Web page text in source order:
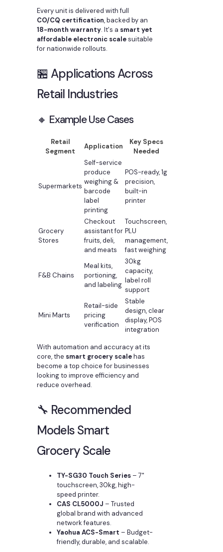
Every unit is delivered with full
CO/CQ certification, backed by an
18-month warranty. It's a smart yet
affordable electronic scalesuitable
for nationwide rollouts.
🏪 Applications Across
Retail Industries
🔸 Example Use Cases
Retail
Segment
Application
Key Specs
Needed
Supermarkets
Self-service
produce
weighing &
barcode
label
printing
POS-ready, 1g
precision,
built-in
printer
Grocery
Stores
Checkout
assistant for
fruits, deli,
and meats
Touchscreen,
PLU
management,
fast weighing
F&B Chains
Meal kits,
portioning,
and labeling
30kg
capacity,
label roll
support
Mini Marts
Retail-side
pricing
verification
Stable
design, clear
display, POS
integration
With automation and accuracy at its
core, the smart grocery scalehas
become a top choice for businesses
looking to improve efficiency and
reduce overhead.
🔧 Recommended
Models Smart
Grocery Scale
TY-SG30 Touch Series – 7"
touchscreen, 30kg, high-
speed printer.
CAS CL5000J – Trusted
global brand with advanced
network features.
Yaohua ACS-Smart – Budget-
friendly, durable, and scalable.